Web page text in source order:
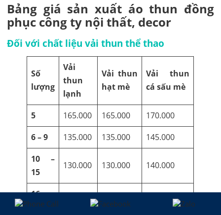
Bảng giá sản xuất áo thun đồng
phục công ty nội thất, decor
Đối với chất liệu vải thun thể thao
Số
lượng
Vải
thun
lạnh
Vải thun
hạt mè
Vải thun
cá sấu mè
5 165.000 165.000
170.000
6 – 9
135.000 135.000
145.000
10 –
15
130.000 130.000 140.000
16 –
19
125.000 125.000 135.000